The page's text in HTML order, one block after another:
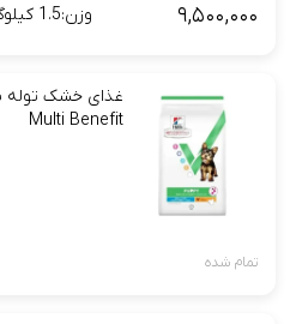
۹,۵۰۰,۰۰۰ وزن:1.5 کیلوگرم
غذای خشک توله
Multi Benefit
تمام شده